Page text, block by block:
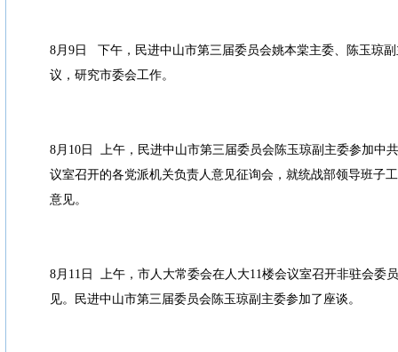
8月9日 下午，民进中山市第三届委员会姚本棠主委、陈玉琼
议，研究市委会工作。
8月10日 上午，民进中山市第三届委员会陈玉琼副主委参加中
议室召开的各党派机关负责人意见征询会，就统战部领导班子
意见。
8月11日 上午，市人大常委会在人大11楼会议室召开非驻会委
见。民进中山市第三届委员会陈玉琼副主委参加了座谈。